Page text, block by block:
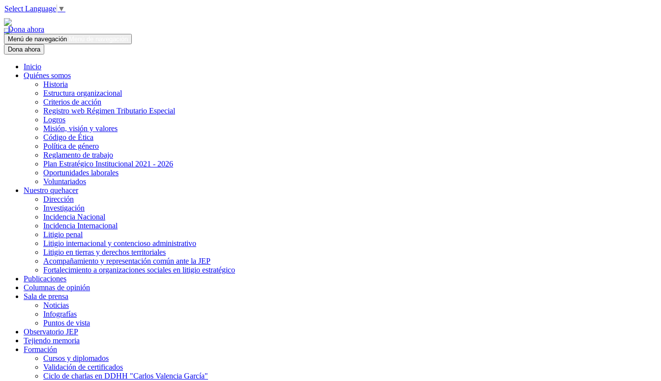
Select Language ▼
Dona ahora
Menú de navegación
Dona ahora
Inicio
Quiénes somos
Historia
Estructura organizacional
Criterios de acción
Registro web Régimen Tributario Especial
Logros
Misión, visión y valores
Código de Ética
Política de género
Reglamento de trabajo
Plan Estratégico Institucional 2021 - 2026
Oportunidades laborales
Voluntariados
Nuestro quehacer
Dirección
Investigación
Incidencia Nacional
Incidencia Internacional
Litigio penal
Litigio internacional y contencioso administrativo
Litigio en tierras y derechos territoriales
Acompañamiento y representación común ante la JEP
Fortalecimiento a organizaciones sociales en litigio estratégico
Publicaciones
Columnas de opinión
Sala de prensa
Noticias
Infografías
Puntos de vista
Observatorio JEP
Tejiendo memoria
Formación
Cursos y diplomados
Validación de certificados
Ciclo de charlas en DDHH "Carlos Valencia García"